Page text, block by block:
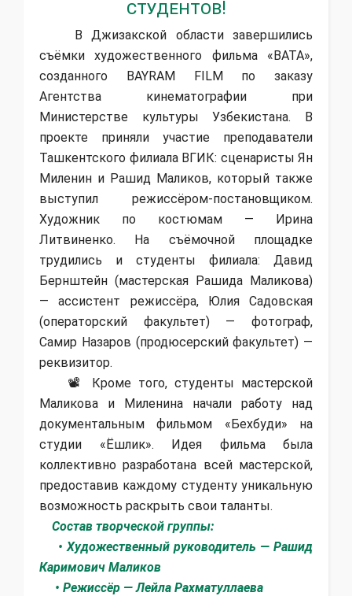
студентов!
В Джизакской области завершились
съёмки художественного фильма «ВАТА»,
созданного BAYRAM FILM по заказу
Агентства кинематографии при
Министерстве культуры Узбекистана. В
проекте приняли участие преподаватели
Ташкентского филиала ВГИК: сценаристы Ян
Миленин и Рашид Маликов, который также
выступил режиссёром-постановщиком.
Художник по костюмам — Ирина
Литвиненко. На съёмочной площадке
трудились и студенты филиала: Давид
Бернштейн (мастерская Рашида Маликова)
— ассистент режиссёра, Юлия Садовская
(операторский факультет) — фотограф,
Самир Назаров (продюсерский факультет) —
реквизитор.
📽 Кроме того, студенты мастерской
Маликова и Миленина начали работу над
документальным фильмом «Бехбуди» на
студии «Ёшлик». Идея фильма была
коллективно разработана всей мастерской,
предоставив каждому студенту уникальную
возможность раскрыть свои таланты.
Состав творческой группы:
• Художественный руководитель — Рашид
Каримович Маликов
• Режиссёр — Лейла Рахматуллаева